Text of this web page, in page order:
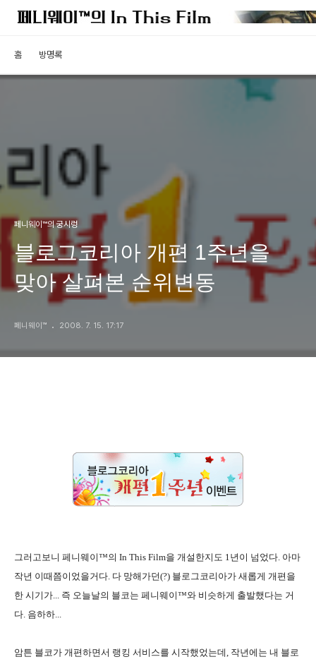
홈 방명록
페니웨이™의 궁시렁
블로그코리아 개편 1주년을
맞아 살펴본 순위변동
페니웨이™ 2008. 7. 15. 17:17
그러고보니 페니웨이™의 In This Film을 개설한지도 1년이 넘었다. 아마
작년 이때쯤이었을거다. 다 망해가던(?) 블로그코리아가 새롭게 개편을
한 시기가... 즉 오늘날의 블코는 페니웨이™와 비슷하게 출발했다는 거
다. 음하하...
암튼 블코가 개편하면서 랭킹 서비스를 시작했었는데, 작년에는 내 블로